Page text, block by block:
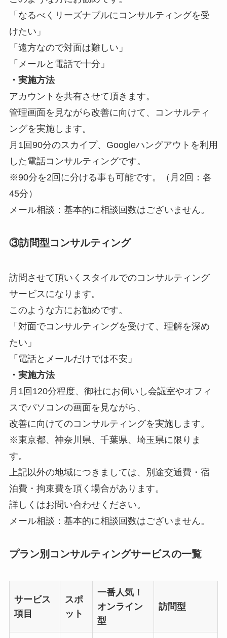
「なるべくリーズナブルにコンサルティングを受
けたい」
「遠方なので対面は難しい」
「メールと電話で十分」
・実施方法
アカウントを共有させて頂きます。
管理画面を見ながら改善に向けて、コンサルティ
ングを実施します。
月1回90分のスカイプ、Googleハングアウトを利用
した電話コンサルティングです。
※90分を2回に分ける事も可能です。（月2回：各
45分）
メール相談：基本的に相談回数はございません。
③訪問型コンサルティング
訪問させて頂いくスタイルでのコンサルティング
サービスになります。
このような方にお勧めです。
「対面でコンサルティングを受けて、理解を深め
たい」
「電話とメールだけでは不安」
・実施方法
月1回120分程度、御社にお伺いし会議室やオフィ
スでパソコンの画面を見ながら、
改善に向けてのコンサルティングを実施します。
※東京都、神奈川県、千葉県、埼玉県に限りま
す。
上記以外の地域につきましては、別途交通費・宿
泊費・拘束費を頂く場合があります。
詳しくはお問い合わせください。
メール相談：基本的に相談回数はございません。
プラン別コンサルティングサービスの一覧
サービス
項目
スポ
ット
一番人気！
オンライン
型
訪問型